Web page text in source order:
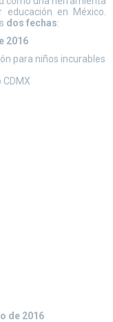
en México.
dos fechas:
2016
para niños incurables
de 2016